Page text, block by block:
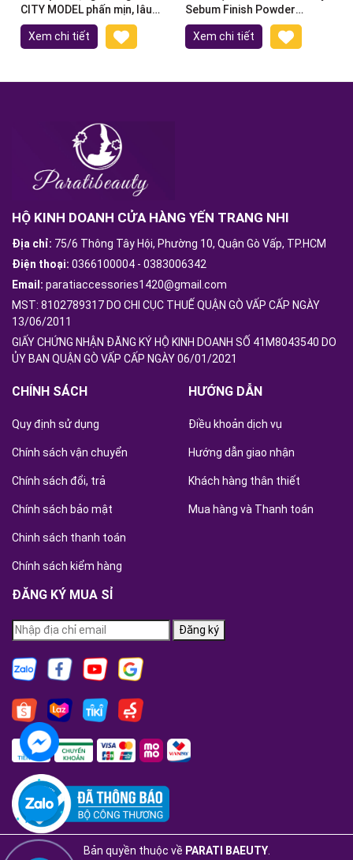
CITY MODEL phấn mịn, lâu
trôi 10g
Xem chi tiết
Sebum Finish Powder
PrettySkin 5g
Xem chi tiết
HỘ KINH DOANH CỬA HÀNG YẾN TRANG NHI
Địa chỉ: 75/6 Thông Tây Hội, Phường 10, Quận Gò Vấp, TP.HCM
Điện thoại: 0366100004 - 0383006342
Email: paratiaccessories1420@gmail.com
MST: 8102789317 DO CHI CỤC THUẾ QUẬN GÒ VẤP CẤP NGÀY
13/06/2011
GIẤY CHỨNG NHẬN ĐĂNG KÝ HỘ KINH DOANH SỐ 41M8043540 DO
ỦY BAN QUẬN GÒ VẤP CẤP NGÀY 06/01/2021
CHÍNH SÁCH
Quy định sử dụng
Chính sách vận chuyển
Chính sách đổi, trả
Chính sách bảo mật
Chinh sách thanh toán
Chính sách kiểm hàng
HƯỚNG DẪN
Điều khoản dịch vụ
Hướng dẫn giao nhận
Khách hàng thân thiết
Mua hàng và Thanh toán
ĐĂNG KÝ MUA SỈ
Đăng ký
Bản quyền thuộc về PARATI BAEUTY.